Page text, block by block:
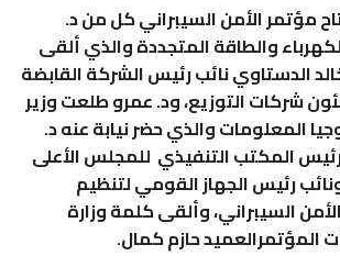
مؤتمر الأمن السيبراني كل من د.
والطاقة المتجددة والذي ألقى
الدستاوي نائب رئيس الشركة القابضة
شركات التوزيع، ود. عمرو طلعت وزير
المعلومات والذي حضر نيابة عنه د.
المكتب التنفيذي للمجلس الأعلى
رئيس الجهاز القومي لتنظيم
السيبراني، وألقى كلمة وزارة
المؤتمرالعميد حازم كمال.